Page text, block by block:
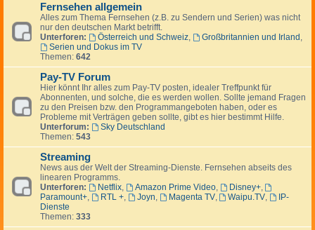
Fernsehen allgemein
Alles zum Thema Fernsehen (z.B. zu Sendern und Serien) was nicht
nur den deutschen Markt betrifft.
Unterforen:
Österreich und Schweiz, Großbritannien und Irland,
Serien und Dokus im TV
Themen: 642
Pay-TV Forum
Hier könnt Ihr alles zum Pay-TV posten, idealer Treffpunkt für
Abonnenten, und solche, die es werden wollen. Sollte jemand Fragen
zu den Preisen bzw. den Programmangeboten haben, oder es
Probleme mit Verträgen geben sollte, gibt es hier bestimmt Hilfe.
Unterforum:
Sky Deutschland
Themen: 543
Streaming
News aus der Welt der Streaming-Dienste. Fernsehen abseits des
linearen Programms.
Unterforen:
Netflix, Amazon Prime Video, Disney+,
Paramount+, RTL +, Joyn, Magenta TV, Waipu.TV,
IP-
Dienste
Themen: 333